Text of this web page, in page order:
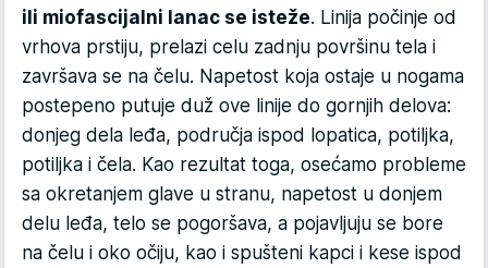
ili miofascijalni lanac se isteže. Linija počinje od
vrhova prstiju, prelazi celu zadnju površinu tela i
završava se na čelu. Napetost koja ostaje u nogama
postepeno putuje duž ove linije do gornjih delova:
donjeg dela leđa, područja ispod lopatica, potiljka,
potiljka i čela. Kao rezultat toga, osećamo probleme
sa okretanjem glave u stranu, napetost u donjem
delu leđa, telo se pogoršava, a pojavljuju se bore
na čelu i oko očiju, kao i spušteni kapci i kese ispod